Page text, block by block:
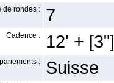
de rondes : 7
Cadence : 12' + [3"]
: Suisse